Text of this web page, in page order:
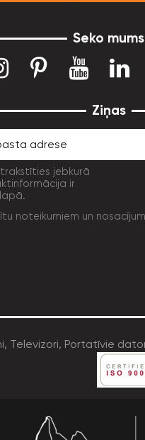
Seko mums
Ziņas
jebkurā
ir
noteikumiem un